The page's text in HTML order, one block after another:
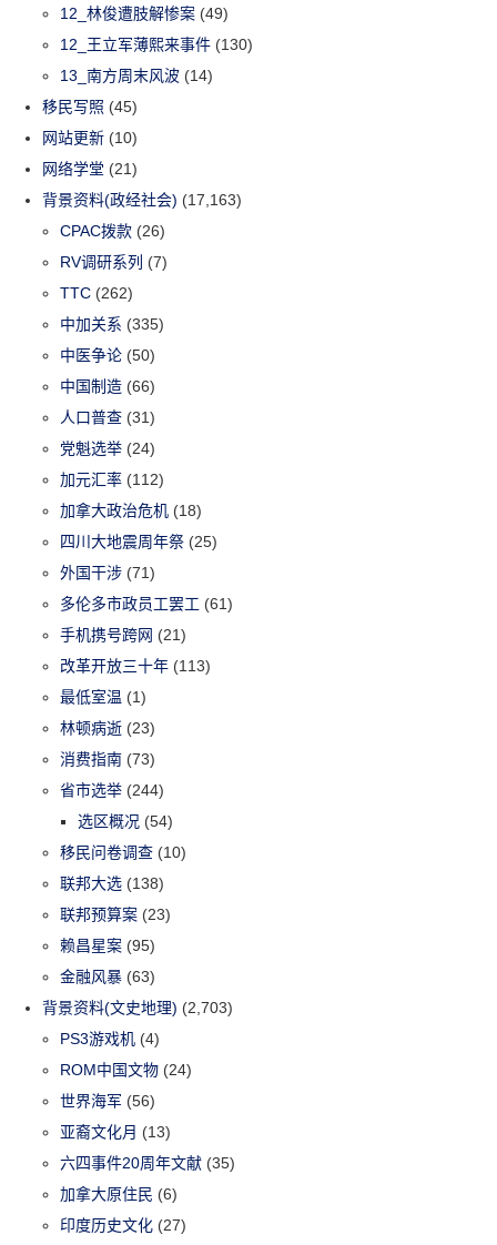
12_林俊遭肢解惨案 (49)
12_王立军薄熙来事件 (130)
13_南方周末风波 (14)
移民写照 (45)
网站更新 (10)
网络学堂 (21)
背景资料(政经社会) (17,163)
CPAC拨款 (26)
RV调研系列 (7)
TTC (262)
中加关系 (335)
中医争论 (50)
中国制造 (66)
人口普查 (31)
党魁选举 (24)
加元汇率 (112)
加拿大政治危机 (18)
四川大地震周年祭 (25)
外国干涉 (71)
多伦多市政员工罢工 (61)
手机携号跨网 (21)
改革开放三十年 (113)
最低室温 (1)
林顿病逝 (23)
消费指南 (73)
省市选举 (244)
选区概况 (54)
移民问卷调查 (10)
联邦大选 (138)
联邦预算案 (23)
赖昌星案 (95)
金融风暴 (63)
背景资料(文史地理) (2,703)
PS3游戏机 (4)
ROM中国文物 (24)
世界海军 (56)
亚裔文化月 (13)
六四事件20周年文献 (35)
加拿大原住民 (6)
印度历史文化 (27)